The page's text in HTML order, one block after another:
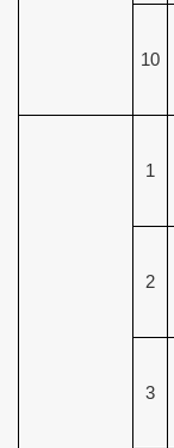
10
1
2
3